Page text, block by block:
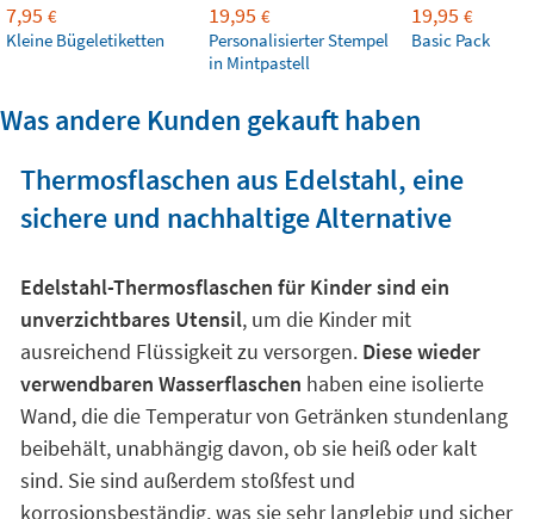
7,95 €
Kleine Bügeletiketten
19,95 €
Personalisierter Stempel
in Mintpastell
19,95 €
Basic Pack
Was andere Kunden gekauft haben
Thermosflaschen aus Edelstahl, eine
sichere und nachhaltige Alternative
Edelstahl-Thermosflaschen für Kinder sind ein
unverzichtbares Utensil
, um die Kinder mit